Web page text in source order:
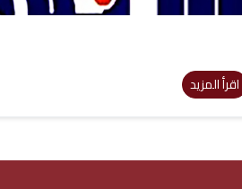
اقرأ المزيد